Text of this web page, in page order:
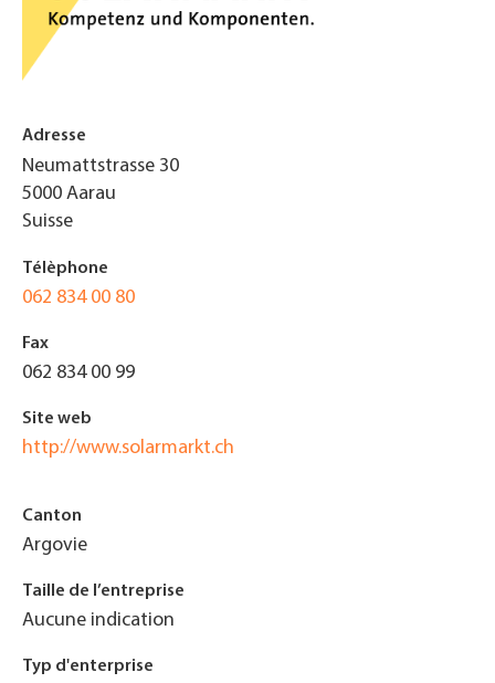
Adresse
Neumattstrasse 30
5000 Aarau
Suisse
Télèphone
062 834 00 80
Fax
062 834 00 99
Site web
http://www.solarmarkt.ch
Canton
Argovie
Taille de l’entreprise
Aucune indication
Typ d'enterprise